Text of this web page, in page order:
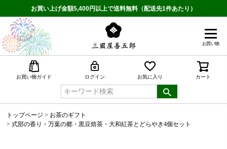
お買い上げ金額5,400円以上で送料無料（配送先1件あたり）
お買い物
お買い物ガイド ログイン お気に入り カート
トップページ
お茶のギフト
式部の香り・万葉の郷・黒豆焙茶・大和紅茶とどらやき4個セット